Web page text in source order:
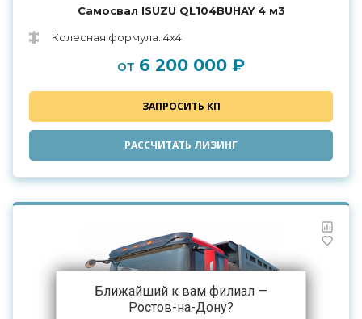
Ближайший к вам филиал —
Ростов-на-Дону?
Самосвал ISUZU QL104BUHAY 4 м3
Колесная формула: 4х4
от 6 200 000 ₽
ЗАПРОСИТЬ КП
РАССЧИТАТЬ ЛИЗИНГ